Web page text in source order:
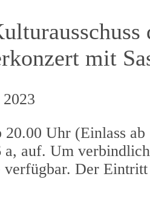
mit
20.00 Uhr (Einlass
a, auf. Um
verfügbar. Der